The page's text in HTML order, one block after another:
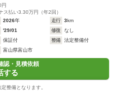
ホイールベース
17.4～28.0km/L
└市街地:13.4～
29.6km/L
30.2km/L
└市街地
└郊外
円
ス払い3.30万円（年2回）
2026年 走行 3km
'29/01 修復
なし
保証付 整備
法定整備付
富山県富山市
認・見積依頼
する
整備となります。